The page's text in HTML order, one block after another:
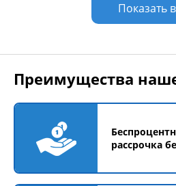
Показать
Преимущества
рассрочка